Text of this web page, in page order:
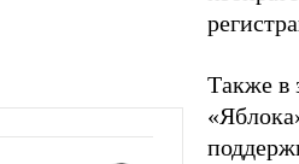
Также в